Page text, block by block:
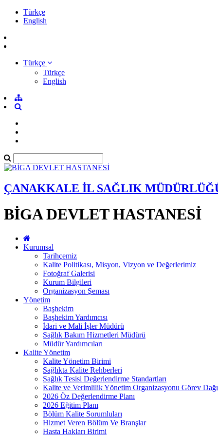
Türkçe
English
Türkçe
Türkçe
English
ÇANAKKALE İL SAĞLIK
BİGA DEVLET HASTANESİ
Kurumsal
Tarihçemiz
Kalite Politikası, Misyon, Vizyon ve Değerlerimiz
Fotoğraf Galerisi
Kurum Bilgileri
Organizasyon Şeması
Yönetim
Başhekim
Başhekim Yardımcısı
İdari ve Mali İşler Müdürü
Sağlık Bakım Hizmetleri Müdürü
Müdür Yardımcıları
Kalite Yönetim
Kalite Yönetim Birimi
Sağlıkta Kalite Rehberleri
Sağlık Tesisi Değerlendirme Standartları
Kalite ve Verimlilik Yönetim Organizasyonu Görev
2026 Öz Değerlendirme Planı
2026 Eğitim Planı
Bölüm Kalite Sorumluları
Hizmet Veren Bölüm Ve Branşlar
Hasta Hakları Birimi